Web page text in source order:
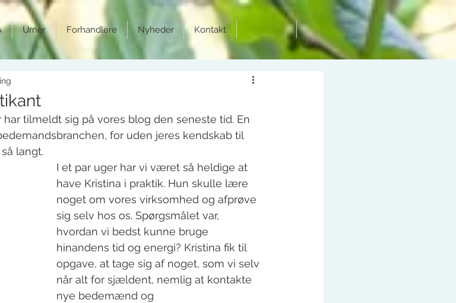
Urner Forhandlere Nyheder Kontakt
tilmeldt sig på vores blog den seneste tid. En
for uden jeres kendskab til
langt.
I et par uger har vi været så heldige at
have Kristina i praktik. Hun skulle lære
noget om vores virksomhed og afprøve
sig selv hos os. Spørgsmålet var,
hvordan vi bedst kunne bruge
hinandens tid og energi? Kristina fik til
opgave, at tage sig af noget, som vi selv
når alt for sjældent, nemlig at kontakte
nye bedemænd og